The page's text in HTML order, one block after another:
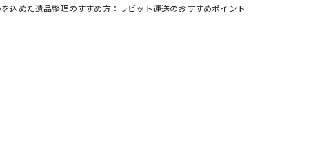
を込めた遺品整理のすすめ方：ラビット運送のおすすめポイント